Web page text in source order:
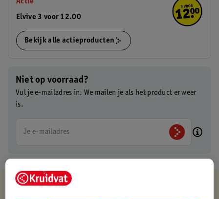
Elvive 3 voor 12.00
Bekijk alle actieproducten
Niet op voorraad?
Vul je e-mailadres in. We mailen je als het product er weer
is.
Je e-mailadres
Kruidvat is altijd voordelig